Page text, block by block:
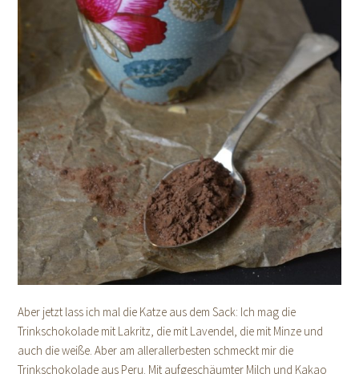
Aber jetzt lass ich mal die Katze aus dem Sack: Ich mag die
Trinkschokolade mit Lakritz, die mit Lavendel, die mit Minze und
auch die weiße. Aber am allerallerbesten schmeckt mir die
Trinkschokolade aus Peru. Mit aufgeschäumter Milch und Kakao